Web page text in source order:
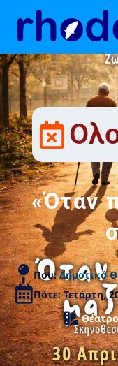
«Όταν
Που:Δημοτικό
Πότε: Τετάρτη,
Θέατρο